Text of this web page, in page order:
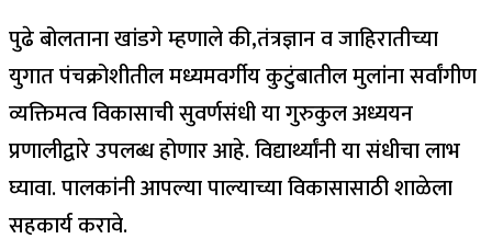
पुढे बोलताना खांडगे म्हणाले की,तंत्रज्ञान व जाहिरातीच्या
युगात पंचक्रोशीतील मध्यमवर्गीय कुटुंबातील मुलांना सर्वांगीण
व्यक्तिमत्व विकासाची सुवर्णसंधी या गुरुकुल अध्ययन
प्रणालीद्वारे उपलब्ध होणार आहे. विद्यार्थ्यांनी या संधीचा लाभ
घ्यावा. पालकांनी आपल्या पाल्याच्या विकासासाठी शाळेला
सहकार्य करावे.